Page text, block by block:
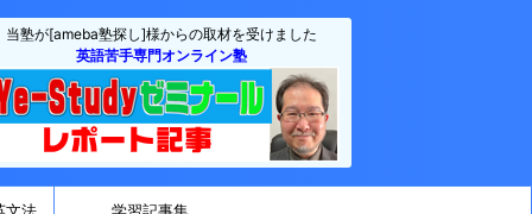
当塾が[ameba塾探し]様からの取材を受けました
英語苦手専門オンライン塾